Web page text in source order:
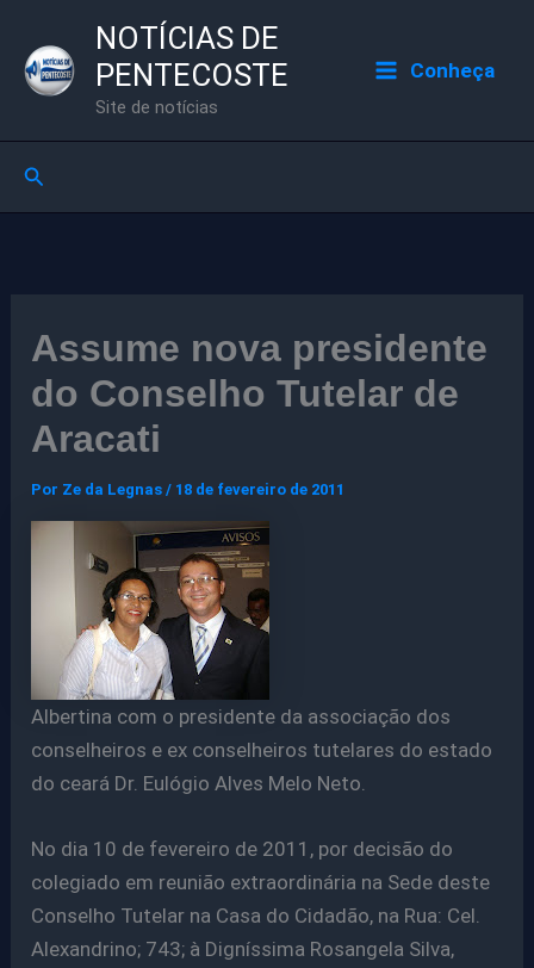
para
NOTÍCIAS DE
PENTECOSTE
Site de notícias
Conheça
Pesquisar
Assume nova presidente
do Conselho Tutelar de
Aracati
Por Ze da Legnas/ 18 de fevereiro de 2011
Albertina com o presidente da associação dos
conselheiros e ex conselheiros tutelares do estado
do ceará Dr. Eulógio Alves Melo Neto.
No dia 10 de fevereiro de 2011, por decisão do
colegiado em reunião extraordinária na Sede deste
Conselho Tutelar na Casa do Cidadão, na Rua: Cel.
Alexandrino; 743; à Digníssima Rosangela Silva,